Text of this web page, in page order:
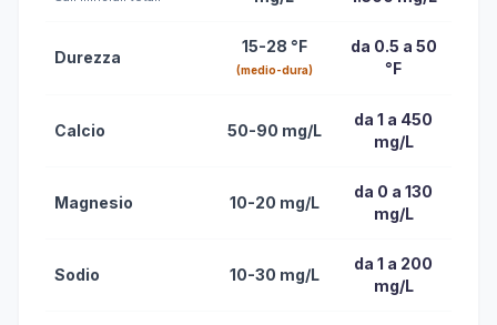
Durezza
15-28 °F
(medio-dura)
da 0.5 a 50
°F
Calcio 50-90 mg/L
da 1 a 450
mg/L
Magnesio 10-20 mg/L
da 0 a 130
mg/L
Sodio 10-30 mg/L
da 1 a 200
mg/L